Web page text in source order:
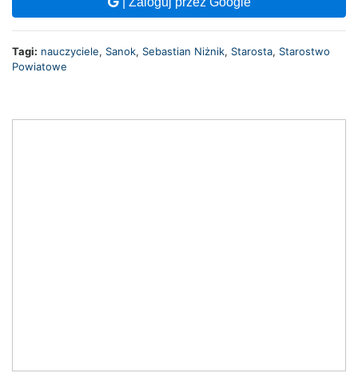
Tagi: nauczyciele, Sanok, Sebastian Niżnik, Starosta, Starostwo
Powiatowe